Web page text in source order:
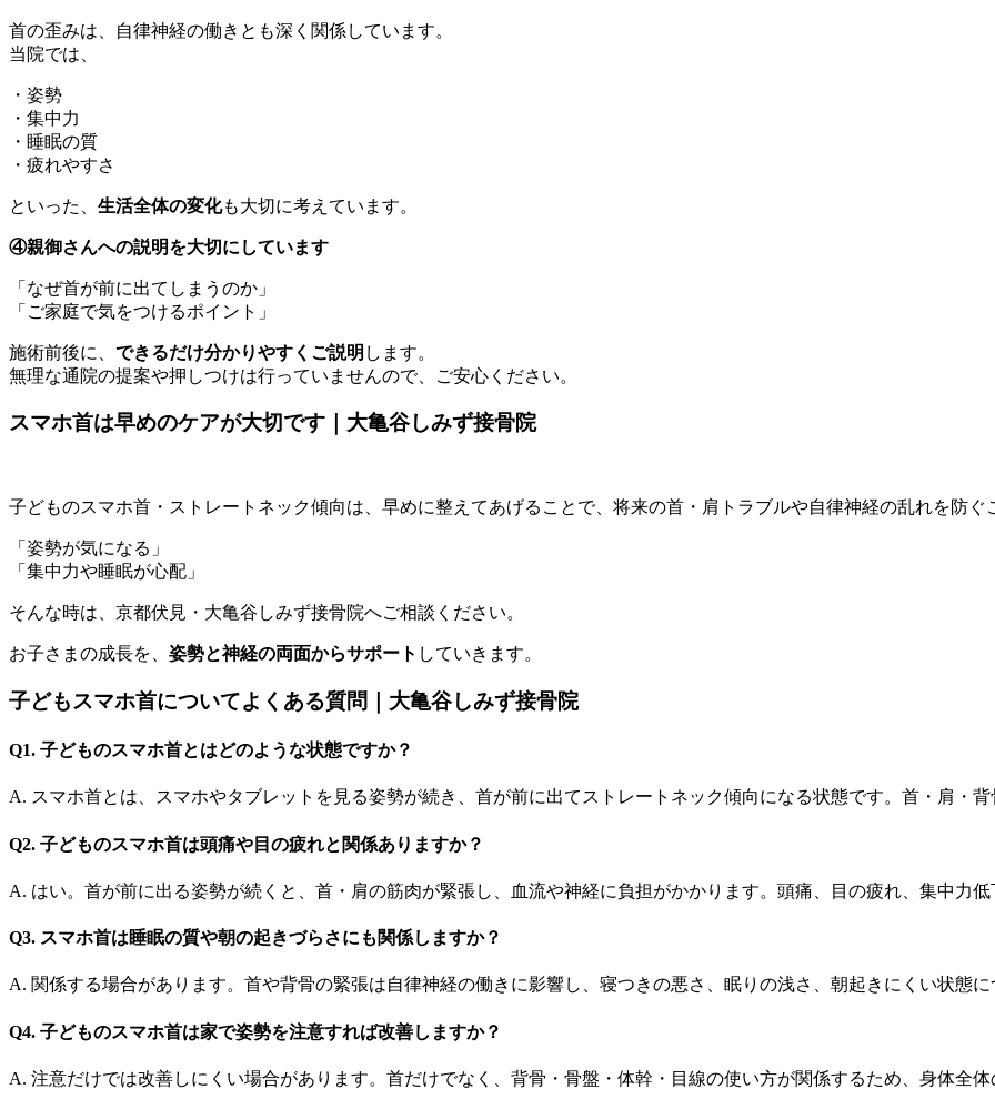
首の歪みは、自律神経の働きとも深く関係しています。
当院では、
・姿勢
・集中力
・睡眠の質
・疲れやすさ
といった、 生活全体の変化も大切に考えています。
④親御さんへの説明を大切にしています
「なぜ首が前に出てしまうのか」
「ご家庭で気をつけるポイント」
施術前後に、 できるだけ分かりやすくご説明 します。
無理な通院の提案や押しつけは行っていませんので、ご安心ください。
スマホ首は早めのケアが大切です｜大亀谷しみず接骨院
子どものスマホ首・ストレートネック傾向は、 早めに整えてあげることで、将来の首・肩トラブルや自律神経の乱れを防ぐ
「姿勢が気になる」
「集中力や睡眠が心配」
そんな時は、 京都伏見・大亀谷しみず接骨院へご相談ください。
お子さまの成長を、 姿勢と神経の両面からサポート していきます。
子どもスマホ首についてよくある質問｜大亀谷しみず接骨院
Q1. 子どものスマホ首とはどのような状態ですか？
A. スマホ首とは、スマホやタブレットを見る姿勢が続き、首が前に出てストレートネック傾向になる状態です。首・肩・背
Q2. 子どものスマホ首は頭痛や目の疲れと関係ありますか？
A. はい。首が前に出る姿勢が続くと、首・肩の筋肉が緊張し、血流や神経に負担がかかります。頭痛、目の疲れ、集中力低
Q3. スマホ首は睡眠の質や朝の起きづらさにも関係しますか？
A. 関係する場合があります。首や背骨の緊張は自律神経の働きに影響し、寝つきの悪さ、眠りの浅さ、朝起きにくい状態に
Q4. 子どものスマホ首は家で姿勢を注意すれば改善しますか？
A. 注意だけでは改善しにくい場合があります。首だけでなく、背骨・骨盤・体幹・目線の使い方が関係するため、身体全体